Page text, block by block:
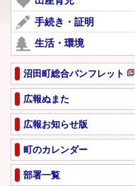
き
ま
で
開
き
ま
す
ジ
で
き
ま
す
手続き・証明
生活・環境
沼田町総合パンフレット
新
ペ
ジ
開
広報ぬまた
広報お知らせ版
町のカレンダー
部署一覧